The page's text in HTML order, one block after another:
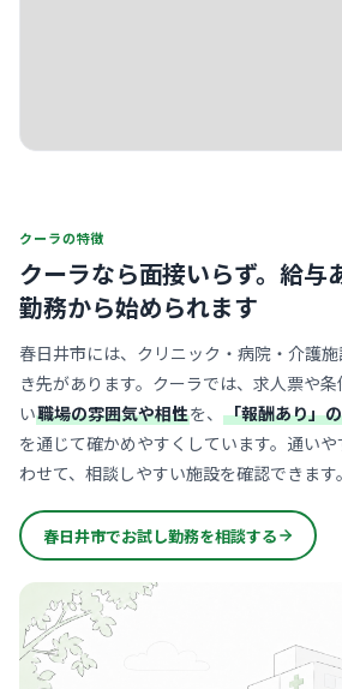
クーラの特徴
クーラなら面接いらず。 給与
勤務から始められます
春日井市には、クリニック・病院・介護
き先があります。クーラでは、求人票や
い職場の雰囲気や相性を、 「報酬あり」
を通じて確かめやすくしています。通い
わせて、相談しやすい施設を確認できます。
春日井市でお試し勤務を相談する